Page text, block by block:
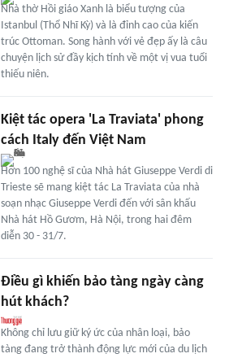
Nhà thờ Hồi giáo Xanh là biểu tượng của
Istanbul (Thổ Nhĩ Kỳ) và là đỉnh cao của kiến
trúc Ottoman. Song hành với vẻ đẹp ấy là câu
chuyện lịch sử đầy kịch tính về một vị vua tuổi
thiếu niên.
Kiệt tác opera 'La Traviata' phong
cách Italy đến Việt Nam
Hơn 100 nghệ sĩ của Nhà hát Giuseppe Verdi di
Trieste sẽ mang kiệt tác La Traviata của nhà
soạn nhạc Giuseppe Verdi đến với sân khấu
Nhà hát Hồ Gươm, Hà Nội, trong hai đêm
diễn 30 - 31/7.
Điều gì khiến bảo tàng ngày càng
hút khách?
Không chỉ lưu giữ ký ức của nhân loại, bảo
tàng đang trở thành động lực mới của du lịch